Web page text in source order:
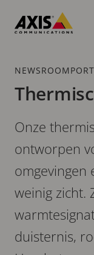
naar
Kruimelspoor
Onze
ontworpen
omgevingen
weinig zicht.
duisternis,